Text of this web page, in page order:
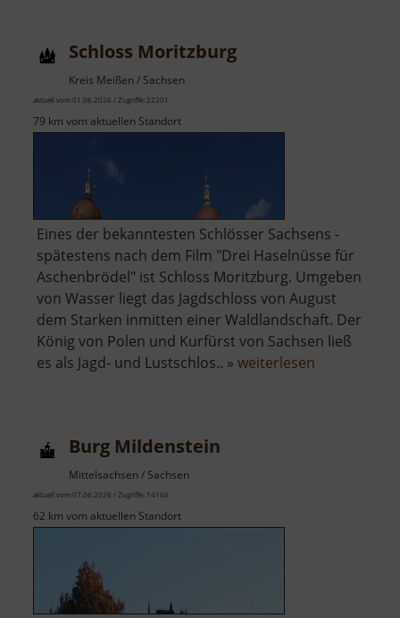
Schloss Moritzburg
Kreis Meißen / Sachsen
aktuell vom 01.06.2026 / Zugriffe: 22201
79 km vom aktuellen Standort
Eines der bekanntesten Schlösser Sachsens -
spätestens nach dem Film "Drei Haselnüsse für
Aschenbrödel" ist Schloss Moritzburg. Umgeben
von Wasser liegt das Jagdschloss von August
dem Starken inmitten einer Waldlandschaft. Der
König von Polen und Kurfürst von Sachsen ließ
es als Jagd- und Lustschlos.. » weiterlesen
Burg Mildenstein
Mittelsachsen / Sachsen
aktuell vom 07.06.2026 / Zugriffe: 14166
62 km vom aktuellen Standort